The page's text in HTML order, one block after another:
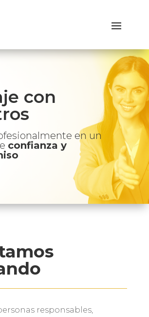
con
en un
confianza y
responsables,